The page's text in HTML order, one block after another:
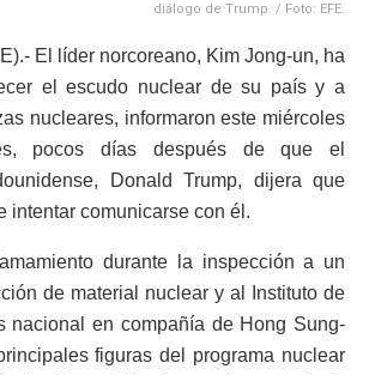
diálogo de Trump. / Foto: EFE.
El líder norcoreano, Kim Jong-un, ha
el escudo nuclear de su país y a
nucleares, informaron este miércoles
pocos días después de que el
Donald Trump, dijera que
intentar comunicarse con él.
durante la inspección a un
de material nuclear y al Instituto de
nacional en compañía de Hong Sung-
figuras del programa nuclear